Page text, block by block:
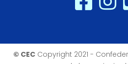
© CECCopyright 2021 -